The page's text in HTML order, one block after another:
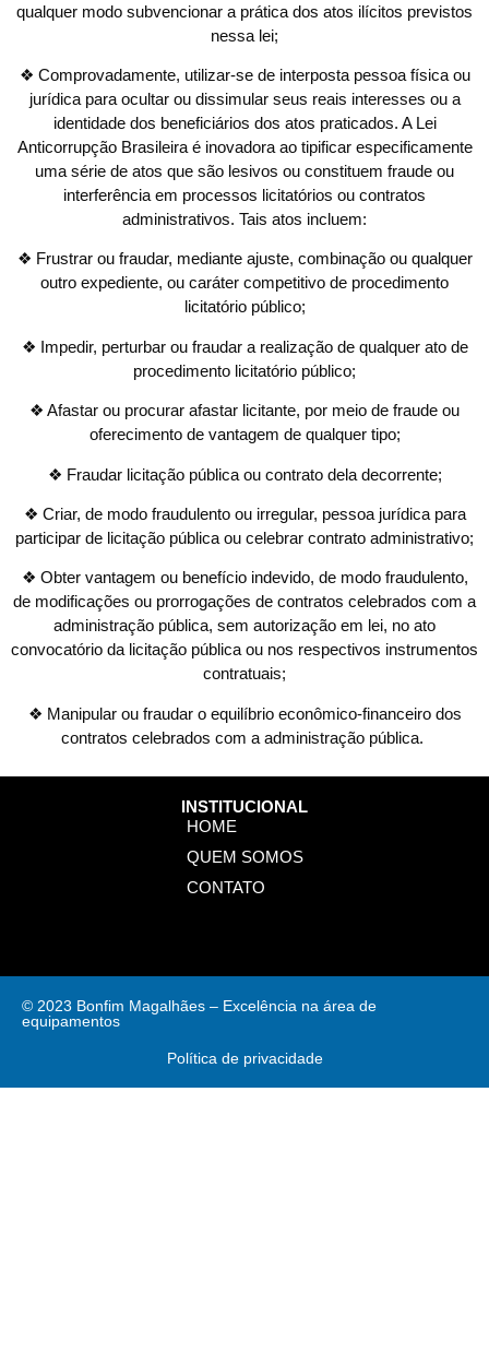
qualquer modo subvencionar a prática dos atos ilícitos previstos
nessa lei;
❖ Comprovadamente, utilizar-se de interposta pessoa física ou
jurídica para ocultar ou dissimular seus reais interesses ou a
identidade dos beneficiários dos atos praticados. A Lei
Anticorrupção Brasileira é inovadora ao tipificar especificamente
uma série de atos que são lesivos ou constituem fraude ou
interferência em processos licitatórios ou contratos
administrativos. Tais atos incluem:
❖ Frustrar ou fraudar, mediante ajuste, combinação ou qualquer
outro expediente, ou caráter competitivo de procedimento
licitatório público;
❖ Impedir, perturbar ou fraudar a realização de qualquer ato de
procedimento licitatório público;
❖ Afastar ou procurar afastar licitante, por meio de fraude ou
oferecimento de vantagem de qualquer tipo;
❖ Fraudar licitação pública ou contrato dela decorrente;
❖ Criar, de modo fraudulento ou irregular, pessoa jurídica para
participar de licitação pública ou celebrar contrato administrativo;
❖ Obter vantagem ou benefício indevido, de modo fraudulento,
de modificações ou prorrogações de contratos celebrados com a
administração pública, sem autorização em lei, no ato
convocatório da licitação pública ou nos respectivos instrumentos
contratuais;
❖ Manipular ou fraudar o equilíbrio econômico-financeiro dos
contratos celebrados com a administração pública.
INSTITUCIONAL
HOME
QUEM SOMOS
CONTATO
© 2023 Bonfim Magalhães – Excelência na área de
equipamentos
Política de privacidade